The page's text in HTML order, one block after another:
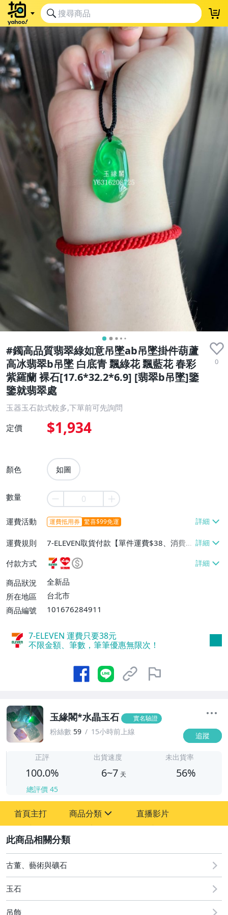
#鐲高品質翡翠綠如意吊墜ab吊墜掛件葫蘆
高冰翡翠b吊墜 白底青 飄綠花 飄藍花 春彩
紫羅蘭 裸石[17.6*32.2*6.9] [翡翠b吊墜]鑒
鑒就翡翠處
0
玉器玉石款式較多,下單前可先詢問
定價 $1,934
顏色 如圖
數量
運費活動 運費抵用券 驚喜$99免運
運費規則
7-ELEVEN取貨付款【單件運費$38、消費滿
$990免運費】、萊爾富取貨付款【單件運
費$60、消費滿$990免運費】、宅配/貨運
【單件運費$80、消費滿$990免運費】
付款方式
商品狀況
全新品
所在地區
台北市
商品編號
101676284911
7-ELEVEN 運費只要38元
不限金額、筆數，筆筆優惠無限次！
玉緣閣*水晶玉石 實名驗證
粉絲數 59 15小時前上線 追蹤
正評
100.0%
總評價 45
出貨速度
6~7 天
未出貨率
56%
首頁主打 商品分類
古董、藝術與礦石
居家、家具與園藝
直播影片
古董、藝術與礦石
玉石
吊飾